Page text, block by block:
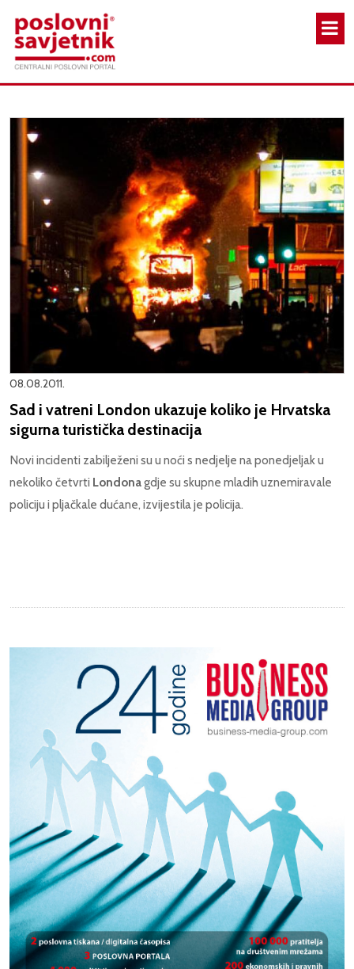
08.08.2011.
Sad i vatreni London ukazuje koliko je Hrvatska
sigurna turistička destinacija
Novi incidenti zabilježeni su u noći s nedjelje na ponedjeljak u
nekoliko četvrti Londonagdje su skupne mladih uznemiravale
policiju i pljačkale dućane, izvijestila je policija.